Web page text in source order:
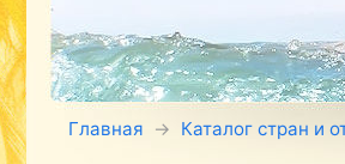
Главная Каталог стран и